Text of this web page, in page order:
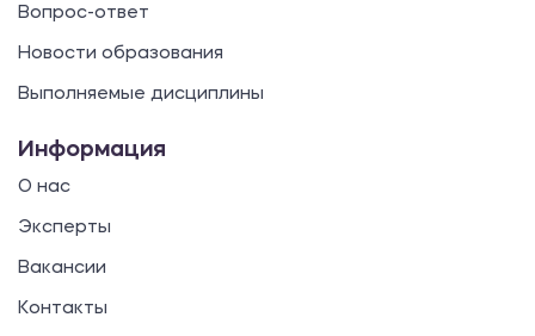
Вопрос-ответ
Новости образования
Выполняемые дисциплины
Информация
О нас
Эксперты
Вакансии
Контакты